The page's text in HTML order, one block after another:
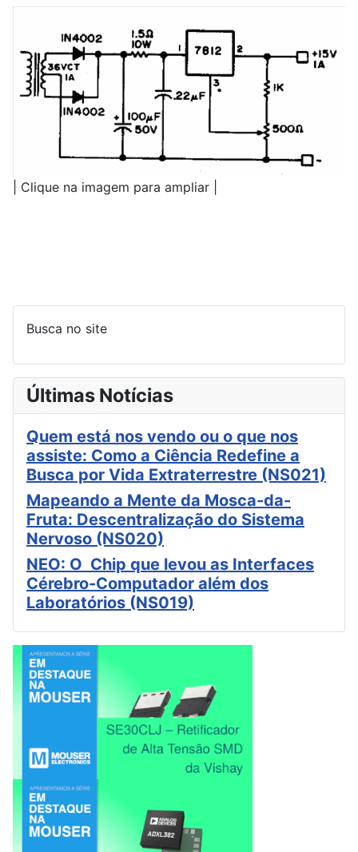
| Clique na imagem para ampliar |
Busca no site
Últimas Notícias
Quem está nos vendo ou o que nos
assiste: Como a Ciência Redefine a
Busca por Vida Extraterrestre (NS021)
Mapeando a Mente da Mosca-da-
Fruta: Descentralização do Sistema
Nervoso (NS020)
NEO: O Chip que levou as Interfaces
Cérebro-Computador além dos
Laboratórios (NS019)